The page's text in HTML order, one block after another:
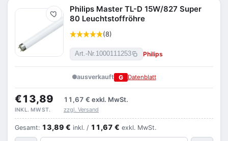
Merken
Philips Master TL-D 15W/827 Super
80 Leuchtstoffröhre
(8)
Art.-Nr.1000111253 Philips
ausverkauft G Datenblatt
€13,89 11,67 € exkl. MwSt.
INKL. MWST. zzgl. Versand
Gesamt: 13,89 € inkl. / 11,67 € exkl. MwSt.